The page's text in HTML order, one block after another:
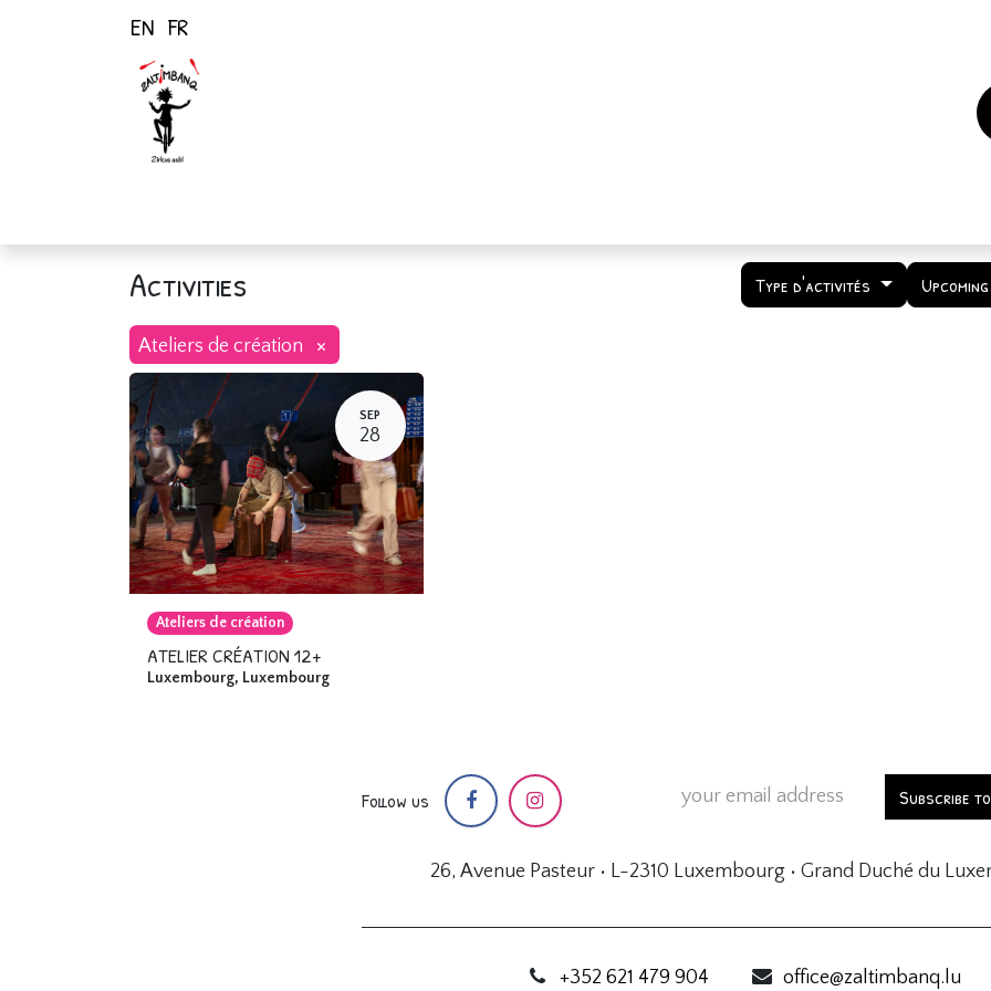
EN FR
Activities Type d'activités
Ateliers de création ×
SEP
28
Ateliers de création
ATELIER CRÉATION 12+
Luxembourg, Luxembourg
Follow us Subscribe
26, Avenue Pasteur • L-2310 Luxembourg • Grand Duché du
+352 621 479 904 office@zaltimbanq.lu